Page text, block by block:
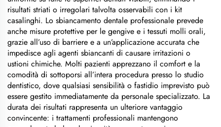
risultati striati o irregolari talvolta osservabili con i kit
casalinghi. Lo sbiancamento dentale professionale prevede
anche misure protettive per le gengive e i tessuti molli orali,
grazie all’uso di barriere e a un’applicazione accurata che
impedisce agli agenti sbiancanti di causare irritazioni o
ustioni chimiche. Molti pazienti apprezzano il comfort e la
comodità di sottoporsi all’intera procedura presso lo studio
dentistico, dove qualsiasi sensibilità o fastidio imprevisto può
essere gestito immediatamente da personale specializzato. La
durata dei risultati rappresenta un ulteriore vantaggio
convincente: i trattamenti professionali mantengono